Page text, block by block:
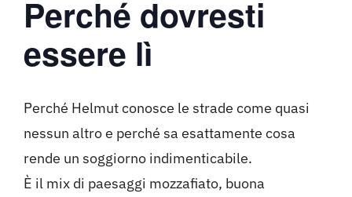
Perché dovresti
essere lì
Perché Helmut conosce le strade come quasi
nessun altro e perché sa esattamente cosa
rende un soggiorno indimenticabile.
È il mix di paesaggi mozzafiato, buona